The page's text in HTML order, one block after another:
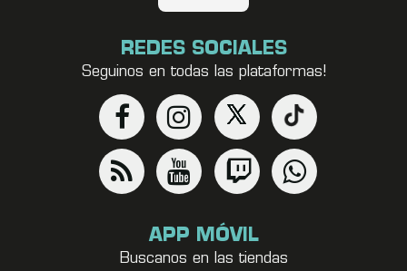
REDES SOCIALES
Seguinos en todas las plataformas!
APP MÓVIL
Buscanos en las tiendas